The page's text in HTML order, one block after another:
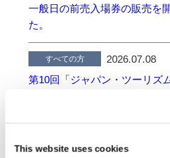
This website uses cookies
一般日の前売入場券の販売を
た。
すべての方
2026.07.08
第10回「ジャパン・ツーリズ
ド」の第一次審査通過取組が
業界・プレスの方 2026.06.25